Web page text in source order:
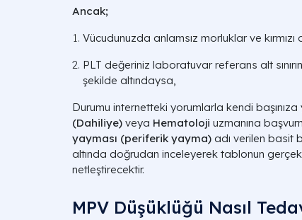
Ancak;
Vücudunuzda anlamsız morluklar ve
PLT değeriniz laboratuvar referans alt
şekilde altındaysa,
Durumu internetteki yorumlarla kendi
(Dahiliye) veya Hematoloji uzmanına
yayması (periferik yayma) adı verilen basit
altında doğrudan inceleyerek tablonun
netleştirecektir.
MPV Düşüklüğü Nasıl